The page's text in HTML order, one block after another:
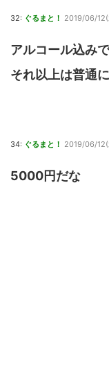
32: ぐるまと！ 2019/06/
アルコール込み
それ以上は普通
34: ぐるまと！ 2019/06/
5000円だな